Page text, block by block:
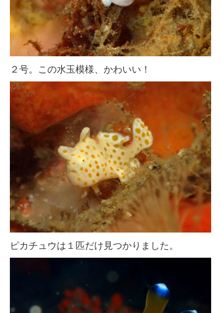
２号。この水玉模様、かわいい！
ピカチュウは１匹だけ見つかりました。